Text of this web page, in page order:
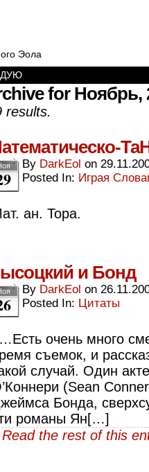
Эола
for Ноябрь,
results.
By DarkEol on
Posted In: Играя
ан. Тора.
и Бонд
By DarkEol on
Posted In: Цитаты
очень много
съемок, и
случай. Один
(Sean
Бонда,
романы Ян[…]
Read the rest of this